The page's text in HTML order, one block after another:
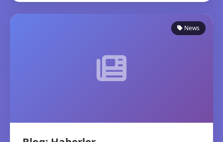
News